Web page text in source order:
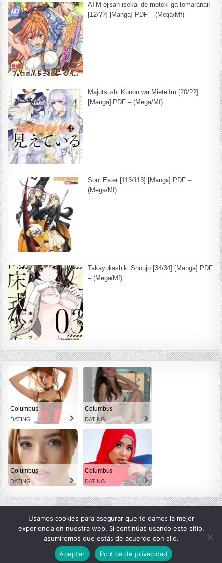
ATM ojisan isekai de moteki ga tomaranai!
[12/??] [Manga] PDF – (Mega/Mf)
Majutsushi Kunon wa Miete Iru [20/??]
[Manga] PDF – (Mega/Mf)
Soul Eater [113/113] [Manga] PDF –
(Mega/Mf)
Takayukashiki Shoujo [34/34] [Manga] PDF
– (Mega/Mf)
Columbus
DATING
Columbus
DATING
Columbus
DATING
Columbus
DATING
Copyright © 2026 LexMangas
Design by ThemesDNA.com
Usamos cookies para asegurar que te damos la mejor
experiencia en nuestra web. Si continúas usando este sitio,
asumiremos que estás de acuerdo con ello.
Aceptar
Política de privacidad